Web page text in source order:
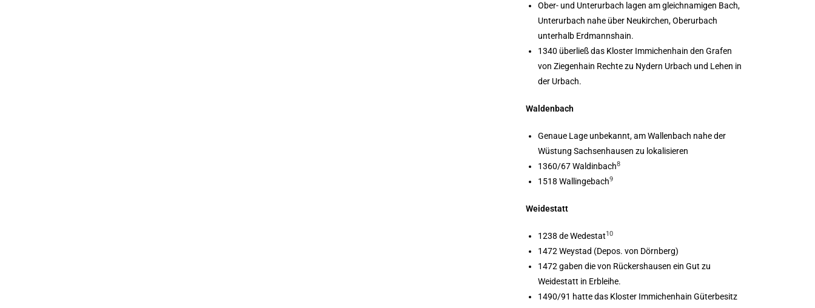
Ober- und Unterurbach lagen am gleichnamigen Bach,
Unterurbach nahe über Neukirchen, Oberurbach
unterhalb Erdmannshain.
1340 überließ das Kloster Immichenhain den Grafen
von Ziegenhain Rechte zu Nydern Urbach und Lehen in
der Urbach.
Waldenbach
Genaue Lage unbekannt, am Wallenbach nahe der
Wüstung Sachsenhausen zu lokalisieren
1360/67 Waldinbach8
1518 Wallingebach9
Weidestatt
1238 de Wedestat10
1472 Weystad (Depos. von Dörnberg)
1472 gaben die von Rückershausen ein Gut zu
Weidestatt in Erbleihe.
1490/91 hatte das Kloster Immichenhain Güterbesitz